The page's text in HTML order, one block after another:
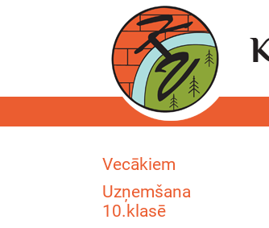
Vecākiem
Uzņemšana
10.klasē